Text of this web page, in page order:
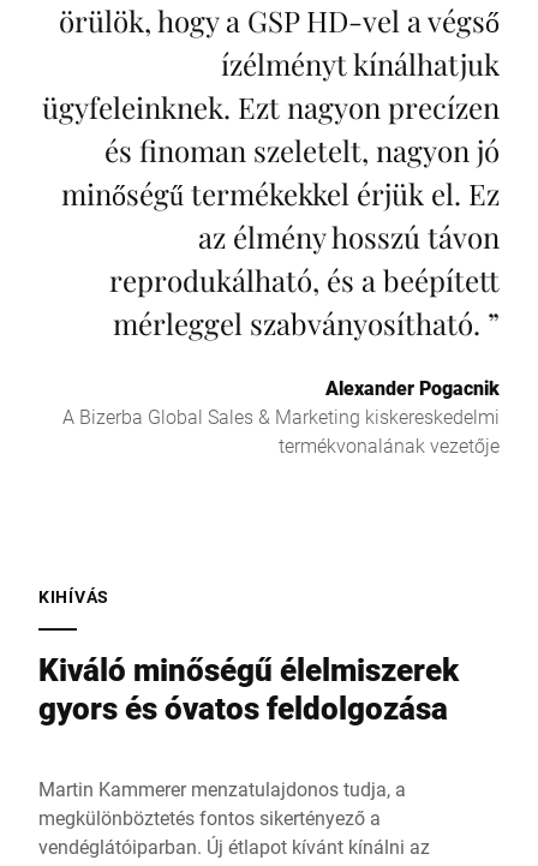
örülök, hogy a GSP HD-vel a végső
ízélményt kínálhatjuk
ügyfeleinknek. Ezt nagyon precízen
és finoman szeletelt, nagyon jó
minőségű termékekkel érjük el. Ez
az élmény hosszú távon
reprodukálható, és a beépített
mérleggel szabványosítható. ”
Alexander Pogacnik
A Bizerba Global Sales & Marketing kiskereskedelmi
termékvonalának vezetője
KIHÍVÁS
Kiváló minőségű élelmiszerek
gyors és óvatos feldolgozása
Martin Kammerer menzatulajdonos tudja, a
megkülönböztetés fontos sikertényező a
vendéglátóiparban. Új étlapot kívánt kínálni az